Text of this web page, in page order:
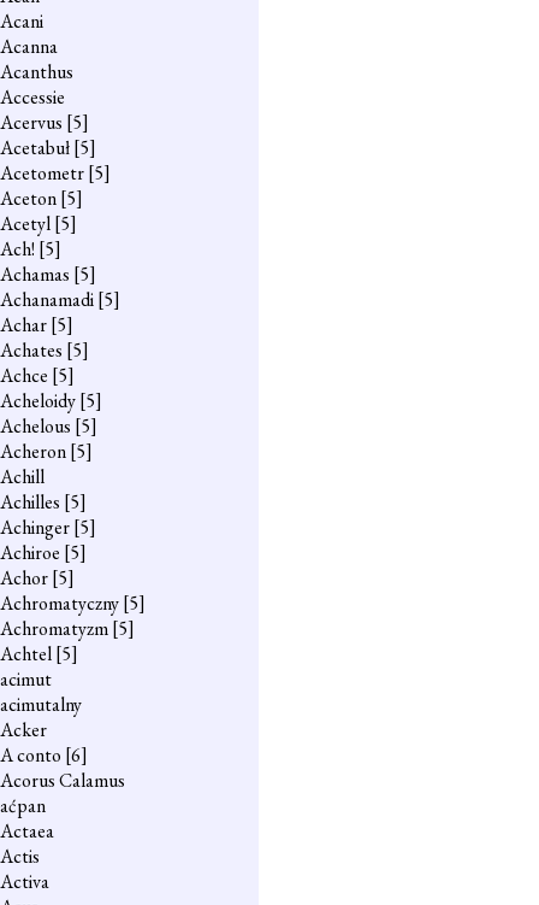
Acani
Acanna
Acanthus
Accessie
Acervus [5]
Acetabuł[5]
Acetometr[5]
Aceton[5]
Acetyl[5]
Ach! [5]
Achamas [5]
Achanamadi[5]
Achar[5]
Achates [5]
Achce [5]
Acheloidy[5]
Achelous [5]
Acheron[5]
Achill
Achilles [5]
Achinger[5]
Achiroe [5]
Achor[5]
Achromatyczny[5]
Achromatyzm[5]
Achtel[5]
acimut
acimutalny
Acker
A conto [6]
Acorus Calamus
aćpan
Actaea
Actis
Activa